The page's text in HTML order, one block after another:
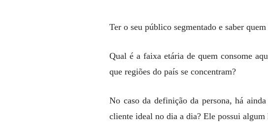
Ter o seu público segmentado e saber
Qual é a faixa etária de quem consome
que regiões do país se concentram?
No caso da definição da persona, há
cliente ideal no dia a dia? Ele possui algum